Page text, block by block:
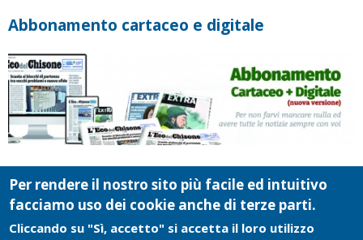
Abbonamento cartaceo e digitale
Per rendere il nostro sito più facile ed intuitivo
facciamo uso dei cookie anche di terze parti.
Cliccando su "Sì, accetto" si accetta il loro utilizzo